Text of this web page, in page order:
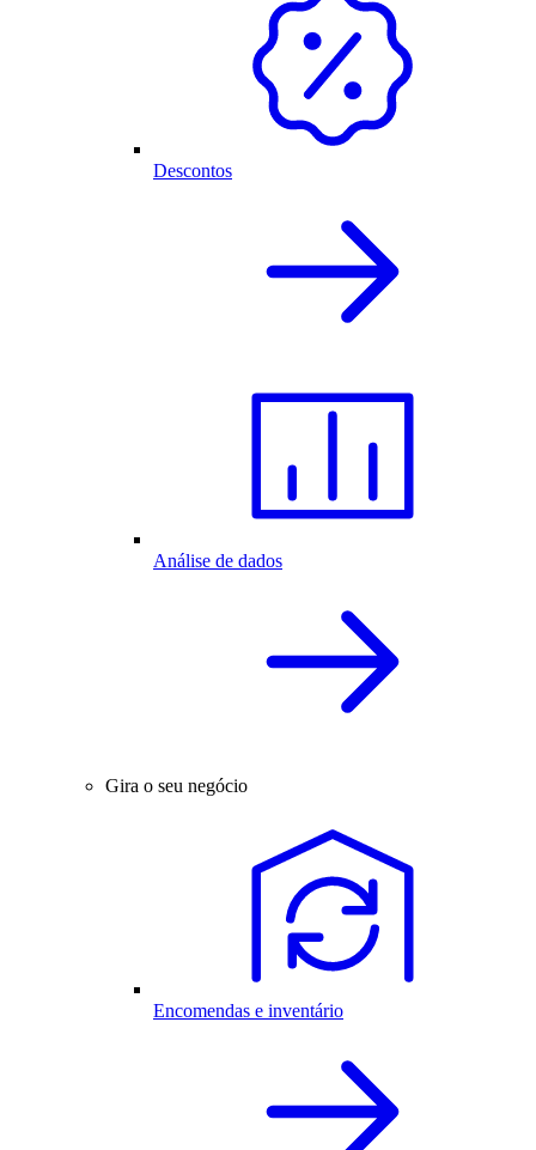
Descontos
Análise de dados
Gira o seu negócio
Encomendas e inventário